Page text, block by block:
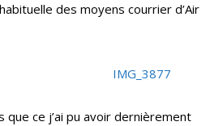
des moyens courrier d’Air
que ce j’ai pu avoir dernièrement